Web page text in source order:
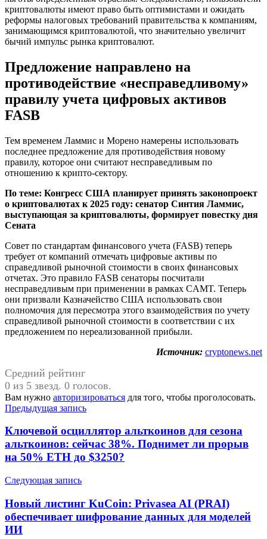
криптовалюты имеют право быть оптимистами и ожидать
реформы налоговых требований правительства к компаниям,
занимающимся криптовалютой, что значительно увеличит
бычий импульс рынка криптовалют.
Предложение направлено на
противодействие «несправедливому»
правилу учета цифровых активов
FASB
Тем временем Ламмис и Морено намерены использовать
последнее предложение для противодействия новому
правилу, которое они считают несправедливым по
отношению к крипто-сектору.
По теме: Конгресс США планирует принять законопроект
о криптовалютах к 2025 году: сенатор Синтия Ламмис,
выступающая за криптовалюты, формирует повестку дня
Сената
Совет по стандартам финансового учета (FASB) теперь
требует от компаний отмечать цифровые активы по
справедливой рыночной стоимости в своих финансовых
отчетах. Это правило FASB сенаторы посчитали
несправедливым при применении в рамках CAMT. Теперь
они призвали Казначейство США использовать свои
полномочия для пересмотра этого взаимодействия по учету
справедливой рыночной стоимости в соответствии с их
предложением по нереализованной прибыли.
Источник: cryptonews.net
Средний рейтинг
0 из 5 звезд. 0 голосов.
Вам нужно авторизироваться для того, чтобы проголосовать.
Навигация
по
записям
Предыдущая запись
Ключевой осциллятор альткоинов для сезона
альткоинов: сейчас 38%. Поднимет ли прорыв
на 50% ETH до $3250?
Следующая запись
Новый листинг KuCoin: Privasea AI (PRAI)
обеспечивает шифрование данных для моделей
ИИ